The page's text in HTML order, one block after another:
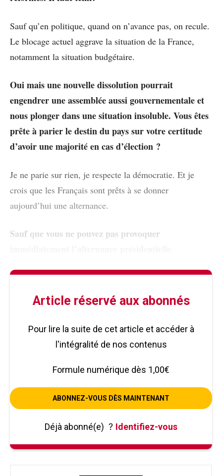
Sauf qu’en politique, quand on n’avance pas, on recule.
Le blocage actuel aggrave la situation de la France,
notamment la situation budgétaire.
Oui mais une nouvelle dissolution pourrait
engendrer une assemblée aussi gouvernementale et
nous plonger dans une situation insoluble. Vous êtes
prête à parier le destin du pays sur votre certitude
d’avoir une majorité en cas d’élection ?
Je ne parie sur rien, je respecte la démocratie. Et je
crois que les Français sont prêts à se donner
aujourd’hui une alternance.
Sauf que vous ne pouvez pas provoquer
Article réservé aux abonnés
Pour lire la suite de cet article et accéder à
l'intégralité de nos contenus
Formule numérique dès 1,00€
ABONNEZ-VOUS DÈS MAINTENANT
Déjà abonné(e) ? Identifiez-vous